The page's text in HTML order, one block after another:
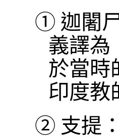
① 迦闍
義譯為
於當時
印度教
② 支提